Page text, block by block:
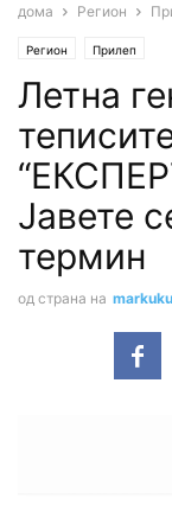
дома Регион
Регион Прилеп
Летна
Јавете
термин
од страна на